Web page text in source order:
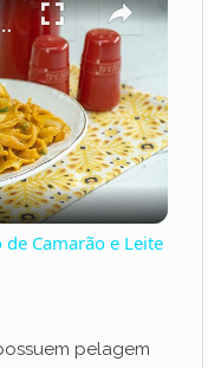
e Leite de Coco
Camarão e Leite
pelagem